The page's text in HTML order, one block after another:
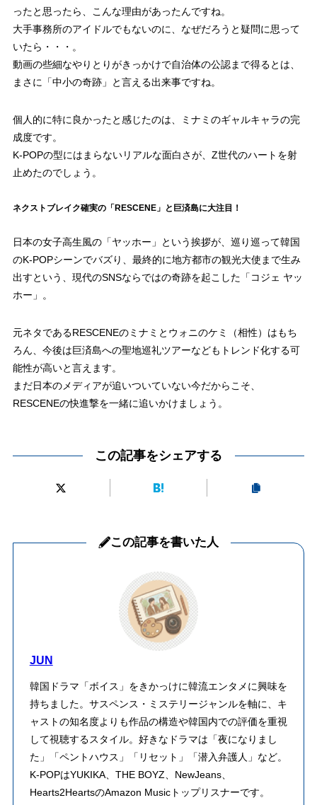
ったと思ったら、こんな理由があったんですね。
大手事務所のアイドルでもないのに、なぜだろうと疑問に思って
いたら・・・。
動画の些細なやりとりがきっかけで自治体の公認まで得るとは、
まさに「中小の奇跡」と言える出来事ですね。
個人的に特に良かったと感じたのは、ミナミのギャルキャラの完
成度です。
K-POPの型にはまらないリアルな面白さが、Z世代のハートを射
止めたのでしょう。
ネクストブレイク確実の「RESCENE」と巨済島に大注目！
日本の女子高生風の「ヤッホー」という挨拶が、巡り巡って韓国
のK-POPシーンでバズり、最終的に地方都市の観光大使まで生み
出すという、現代のSNSならではの奇跡を起こした「コジェ ヤッ
ホー」。
元ネタであるRESCENEのミナミとウォニのケミ（相性）はもち
ろん、今後は巨済島への聖地巡礼ツアーなどもトレンド化する可
能性が高いと言えます。
まだ日本のメディアが追いついていない今だからこそ、
RESCENEの快進撃を一緒に追いかけましょう。
この記事をシェアする
この記事を書いた人
JUN
韓国ドラマ「ボイス」をきかっけに韓流エンタメに興味を
持ちました。サスペンス・ミステリージャンルを軸に、キ
ャストの知名度よりも作品の構造や韓国内での評価を重視
して視聴するスタイル。好きなドラマは「夜になりまし
た」「ペントハウス」「リセット」「潜入弁護人」など。
K-POPはYUKIKA、THE BOYZ、NewJeans、
Hearts2HeartsのAmazon Musicトップリスナーです。